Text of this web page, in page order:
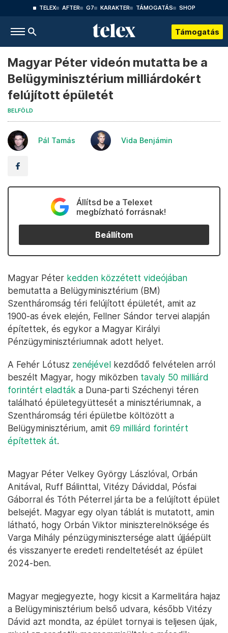
TELEX AFTER G7 KARAKTER TÁMOGATÁS SHOP
Támogatás
Magyar Péter videón mutatta be a
Belügyminisztérium milliárdokért
felújított épületét
BELFÖLD
Pál Tamás Vida Benjámin
Állítsd be a Telexet
megbízható forrásnak!
Beállítom
Magyar Péter kedden közzétett videójában
bemutatta a Belügyminisztérium (BM)
Szentháromság téri felújított épületét, amit az
1900-as évek elején, Fellner Sándor tervei alapján
építettek, és egykor a Magyar Királyi
Pénzügyminisztériumnak adott helyet.
A Fehér Lótusz zenéjével kezdődő felvételen arról
beszélt Magyar, hogy miközben tavaly 50 milliárd
forintért eladták a Duna-parti Széchenyi téren
található épületegyüttesét a minisztériumnak, a
Szentháromság téri épületbe költözött a
Belügyminisztérium, amit 69 milliárd forintért
építettek át.
Magyar Péter Velkey György Lászlóval, Orbán
Anitával, Ruff Bálinttal, Vitézy Dáviddal, Pósfai
Gáborral és Tóth Péterrel járta be a felújított épület
belsejét. Magyar egy olyan táblát is mutatott, amin
látható, hogy Orbán Viktor miniszterelnöksége és
Varga Mihály pénzügyminisztersége alatt újjáépült
és visszanyerte eredeti rendeltetését az épület
2024-ben.
Magyar megjegyezte, hogy kicsit a Karmelitára hajaz
a Belügyminisztérium belső udvara, később Vitézy
Dávid azt mondta, az épület tornyai is teljesen újak,